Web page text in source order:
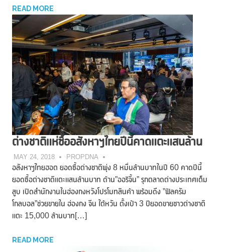
READ MORE
ต่างชาติแห่ซื้ออสังหาฯไทยปีนี้คาดแตะแสนล้าน
MAY 24, 2018 PROPDNA
อสังหาฯไทยฮอต ยอดซื้อต่างชาติพุ่ง 8 หมื่นล้านบาทในปี 60 คาดปีนี้
ยอดซื้อต่างชาติแตะแสนล้านบาท ด้าน”ออริจิ้น” รุกตลาดต่างประเทศเต็ม
สูบ เปิดสำนักงานในฮ่องกงหวังโปรโมทสินค้า พร้อมดึง ”ฟัลครัม
โกลบอล”ช่วยขายใน ฮ่องกง จีน ใต้หวัน ตั้งเป้า 3 ปียอดขายชาวต่างชาติ
แตะ 15,000 ล้านบาท[…]
READ MORE